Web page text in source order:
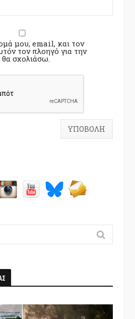
μου, email, και τον
τον πλοηγό για την
σχολιάσω.